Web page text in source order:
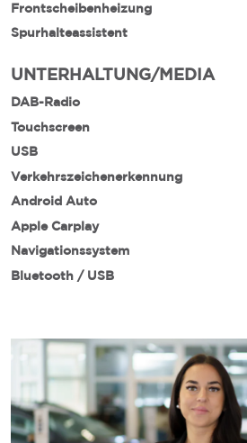
Frontscheibenheizung
Spurhalteassistent
UNTERHALTUNG/MEDIA
DAB-Radio
Touchscreen
USB
Verkehrszeichenerkennung
Android Auto
Apple Carplay
Navigationssystem
Bluetooth / USB